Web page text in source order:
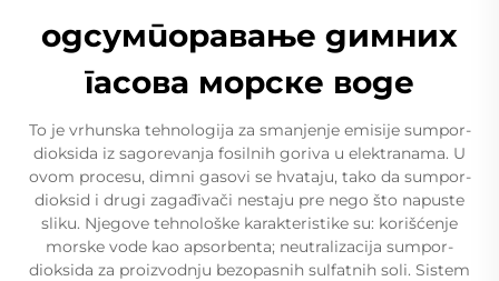
одсумпоравање димних
гасова морске воде
To je vrhunska tehnologija za smanjenje emisije sumpor-
dioksida iz sagorevanja fosilnih goriva u elektranama. U
ovom procesu, dimni gasovi se hvataju, tako da sumpor-
dioksid i drugi zagađivači nestaju pre nego što napuste
sliku. Njegove tehnološke karakteristike su: korišćenje
morske vode kao apsorbenta; neutralizacija sumpor-
dioksida za proizvodnju bezopasnih sulfatnih soli. Sistem